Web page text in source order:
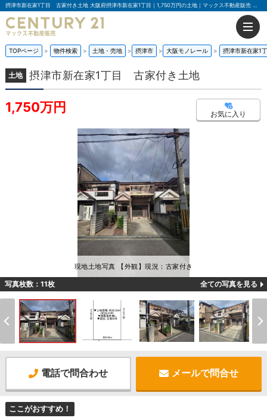
TOPページ 物件検索 土地・売地 摂津市 大阪モノレール 摂津市新在家1
土地 摂津市新在家1丁目 古家付き土地
1,750万円 お気に入り
現地土地写真 【外観】現況：古家付き
写真枚数：11枚 全ての写真を見る
電話で問合わせ メールで問合せ
ここがおすすめ！